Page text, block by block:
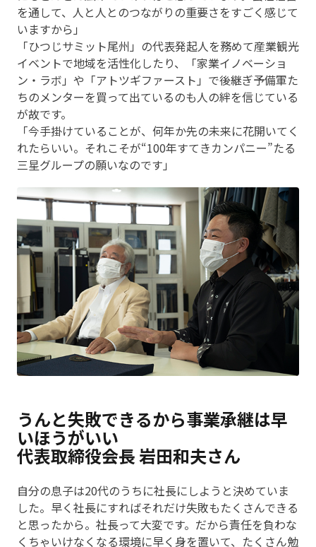
を通して、人と人とのつながりの重要さをすごく感じて
いますから」
「ひつじサミット尾州」の代表発起人を務めて産業観光
イベントで地域を活性化したり、「家業イノベーショ
ン・ラボ」や「アトツギファースト」で後継ぎ予備軍た
ちのメンターを買って出ているのも人の絆を信じている
が故です。
「今手掛けていることが、何年か先の未来に花開いてく
れたらいい。それこそが“100年すてきカンパニー”たる
三星グループの願いなのです」
うんと失敗できるから事業承継は早
いほうがいい
代表取締役会長 岩田和夫さん
自分の息子は20代のうちに社長にしようと決めていま
した。早く社長にすればそれだけ失敗もたくさんできる
と思ったから。社長って大変です。だから責任を負わな
くちゃいけなくなる環境に早く身を置いて、たくさん勉